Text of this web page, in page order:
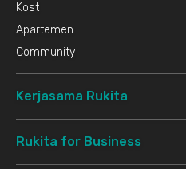
Kost
Apartemen
Community
Kerjasama Rukita
Rukita for Business